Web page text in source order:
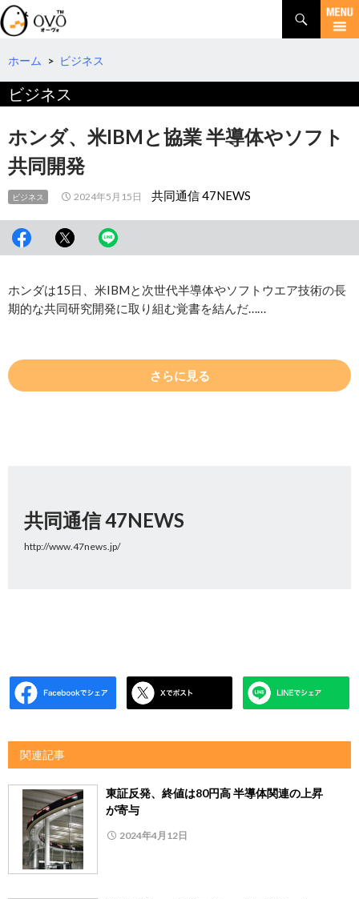
検
索
コ
テ
へ
動
ホーム > ビジネス
ビジネス
ホンダ、米IBMと協業 半導体やソフト
共同開発
ビジネス 2024年5月15日 共同通信 47NEWS
ホンダは15日、米IBMと次世代半導体やソフトウエア技術の長
期的な共同研究開発に取り組む覚書を結んだ……
さらに見る
共同通信 47NEWS
http://www.47news.jp/
関連記事
東証反発、終値は80円高 半導体関連の上昇
が寄与
2024年4月12日